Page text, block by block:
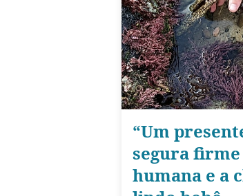
“Um
segura firme
humana e a